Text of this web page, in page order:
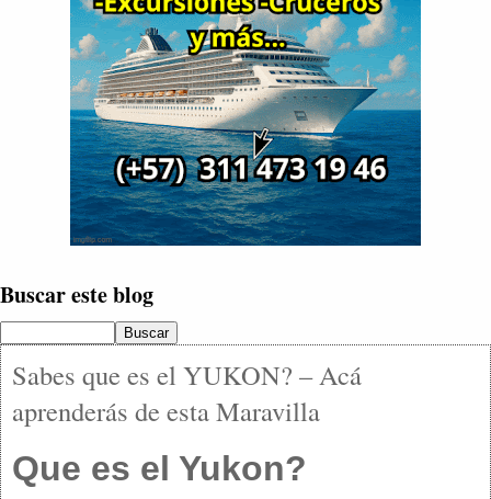
Buscar este blog
Sabes que es el YUKON? – Acá
aprenderás de esta Maravilla
Que es el Yukon?